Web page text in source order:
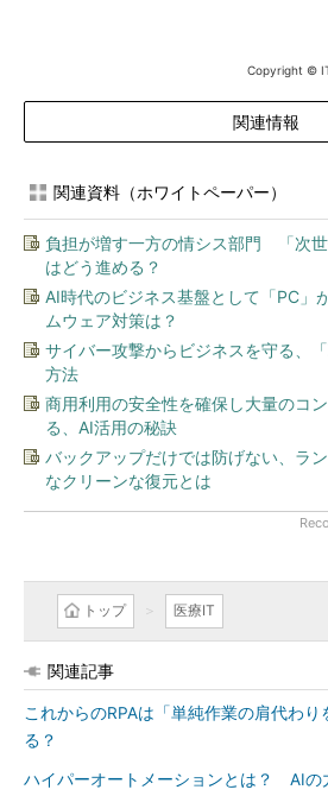
Copyright ©
関連情報
関連資料（ホワイトペーパー）
負担が増す一方の情シス部門 「次
はどう進める？
AI時代のビジネス基盤として「PC
ムウェア対策は？
サイバー攻撃からビジネスを守る、
方法
商用利用の安全性を確保し大量のコ
る、AI活用の秘訣
バックアップだけでは防げない、ラ
なクリーンな復元とは
トップ 医療IT
関連記事
これからのRPAは「単純作業の肩代わ
る？
ハイパーオートメーションとは？ AIの